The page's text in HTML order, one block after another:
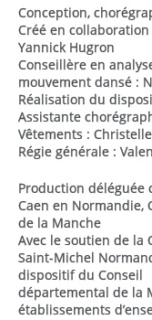
Conception,
Créé en
Yannick Hugron
Conseillère en
mouvement dansé :
Réalisation du
Assistante
Vêtements :
Régie générale :
Production
Caen en Normandie,
de la Manche
Avec le soutien de la
Saint-Michel
dispositif du Conseil
départemental de la
établissements